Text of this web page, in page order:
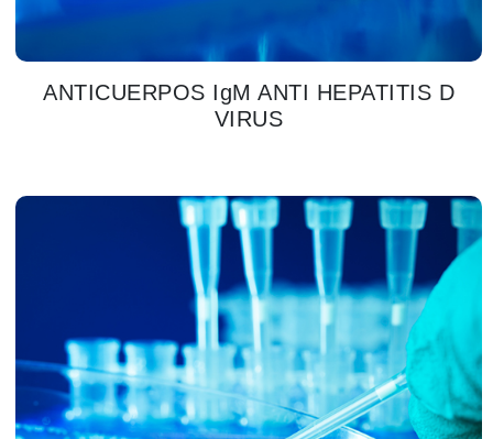
ANTICUERPOS IgM ANTI HEPATITIS D
VIRUS